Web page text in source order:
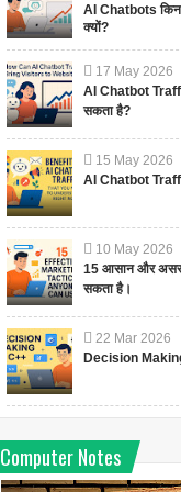
AI Chatbots
क्यों?
17 May 2026
AI Chatbot
सकता है?
15 May 2026
AI Chatbot
10 May 2026
15 आसान और
सकता है।
22 Mar 2026
Decision
Computer Notes